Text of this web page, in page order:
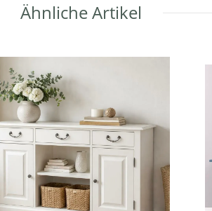
Ähnliche Artikel